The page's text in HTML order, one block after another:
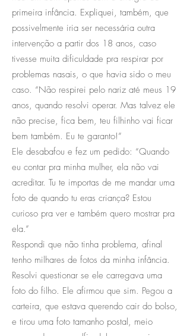
primeira infância. Expliquei, também, que
possivelmente iria ser necessária outra
intervenção a partir dos 18 anos, caso
tivesse muita dificuldade pra respirar por
problemas nasais, o que havia sido o meu
caso. “Não respirei pelo nariz até meus 19
anos, quando resolvi operar. Mas talvez ele
não precise, fica bem, teu filhinho vai ficar
bem também. Eu te garanto!”
Ele desabafou e fez um pedido: “Quando
eu contar pra minha mulher, ela não vai
acreditar. Tu te importas de me mandar uma
foto de quando tu eras criança? Estou
curioso pra ver e também quero mostrar pra
ela.”
Respondi que não tinha problema, afinal
tenho milhares de fotos da minha infância.
Resolvi questionar se ele carregava uma
foto do filho. Ele afirmou que sim. Pegou a
carteira, que estava querendo cair do bolso,
e tirou uma foto tamanho postal, meio